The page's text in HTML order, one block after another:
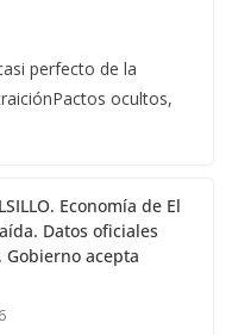
perfecto de la
ocultos,
Economía de El
Datos oficiales
Gobierno acepta